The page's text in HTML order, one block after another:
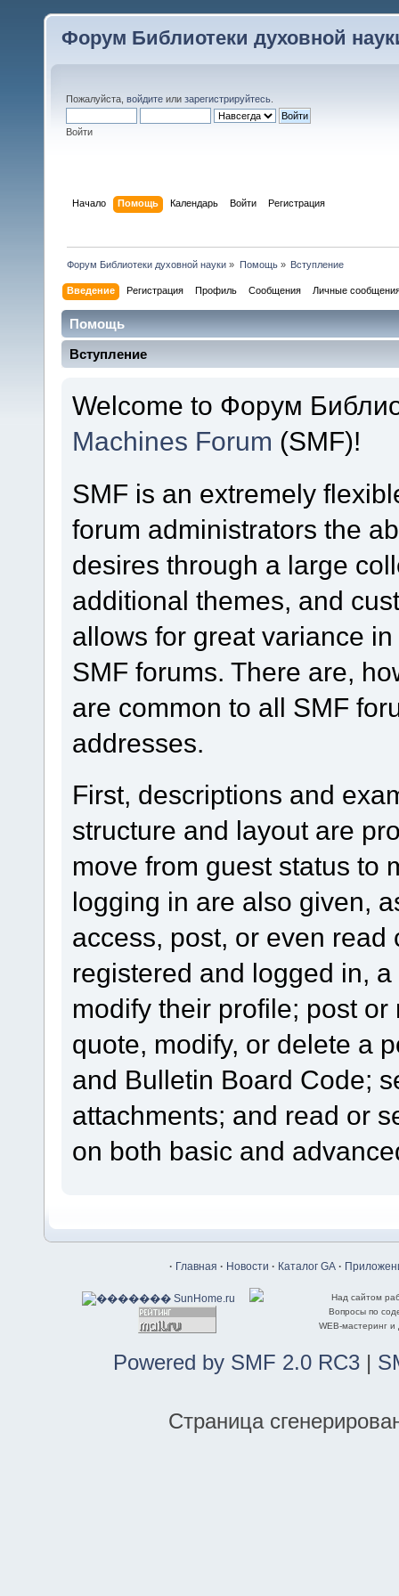
Форум Библиотеки духовной
Пожалуйста, войдите или зарегистрируйтесь
Войти
Начало Помощь Календарь Войти Регистрация
Форум Библиотеки духовной науки » Помощь» Вступление
Введение Регистрация Профиль Сообщения Личные
Помощь
Вступление
Welcome to Форум
Machines Forum (SMF)!
SMF is an extremely
forum administrators the
desires through a large
additional themes, and
allows for great variance
SMF forums. There are,
are common to all SMF
addresses.
First, descriptions and
structure and layout are
move from guest status to
logging in are also given,
access, post, or even
registered and logged in,
modify their profile; post
quote, modify, or delete a
and Bulletin Board Code;
attachments; and read or
on both basic and
· Главная · Новости · Каталог GA ·
Над сайтом
Вопросы по
WEB-мастеринг
Powered by SMF 2.0 RC3 |
Страница